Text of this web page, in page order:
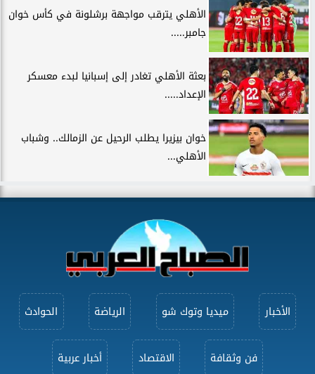
الأهلي يترقب مواجهة برشلونة في كأس خوان
جامبر.....
بعثة الأهلي تغادر إلى إسبانيا لبدء معسكر
الإعداد.....
خوان بيزيرا يطلب الرحيل عن الزمالك.. وشباب
الأهلي...
الأخبار ميديا وتوك شو الرياضة الحوادث
فن وثقافة الاقتصاد أخبار عربية